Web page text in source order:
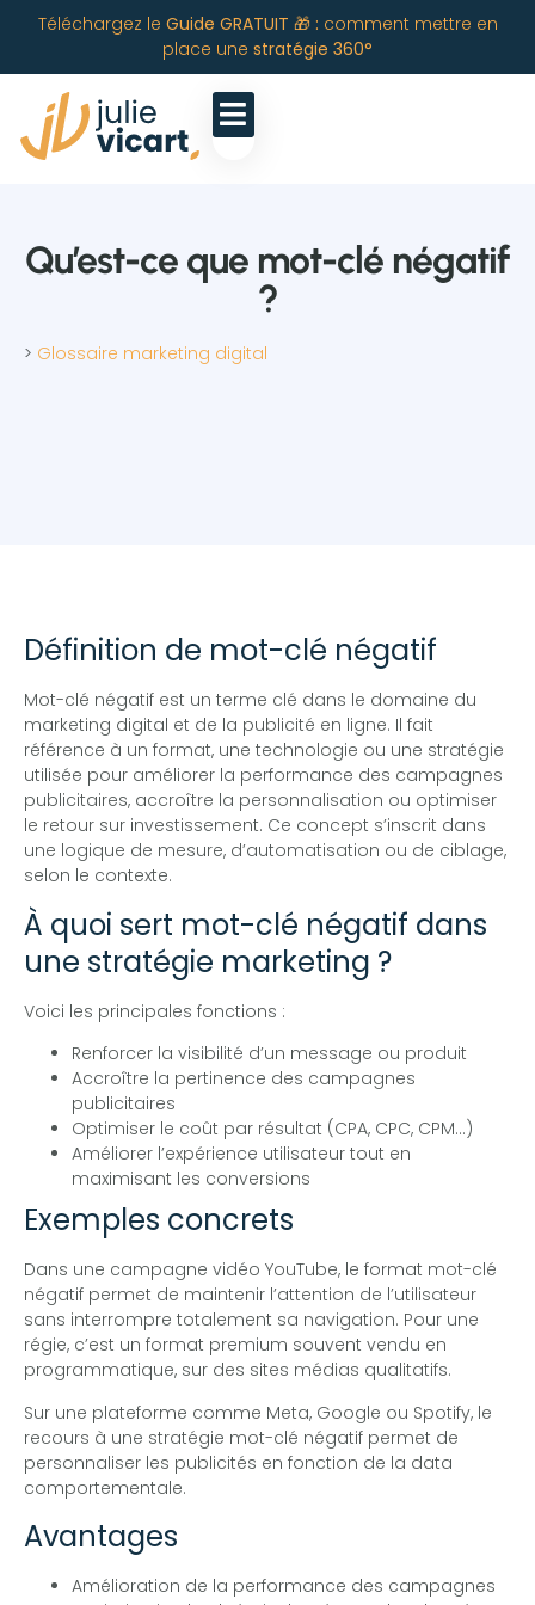
Téléchargez le Guide GRATUIT 🎁 : comment mettre en
place une stratégie 360°
Qu’est-ce que mot-clé négatif
?
> Glossaire marketing digital
Définition de mot-clé négatif
Mot-clé négatif est un terme clé dans le domaine du
marketing digital et de la publicité en ligne. Il fait
référence à un format, une technologie ou une stratégie
utilisée pour améliorer la performance des campagnes
publicitaires, accroître la personnalisation ou optimiser
le retour sur investissement. Ce concept s’inscrit dans
une logique de mesure, d’automatisation ou de ciblage,
selon le contexte.
À quoi sert mot-clé négatif dans
une stratégie marketing ?
Voici les principales fonctions :
Renforcer la visibilité d’un message ou produit
Accroître la pertinence des campagnes
publicitaires
Optimiser le coût par résultat (CPA, CPC, CPM…)
Améliorer l’expérience utilisateur tout en
maximisant les conversions
Exemples concrets
Dans une campagne vidéo YouTube, le format mot-clé
négatif permet de maintenir l’attention de l’utilisateur
sans interrompre totalement sa navigation. Pour une
régie, c’est un format premium souvent vendu en
programmatique, sur des sites médias qualitatifs.
Sur une plateforme comme Meta, Google ou Spotify, le
recours à une stratégie mot-clé négatif permet de
personnaliser les publicités en fonction de la data
comportementale.
Avantages
Amélioration de la performance des campagnes